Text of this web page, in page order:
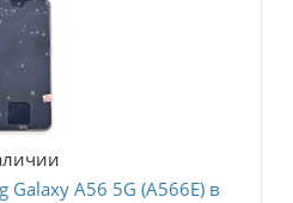
Galaxy A56 5G (A566E) в